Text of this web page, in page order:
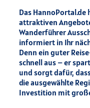
Das
attraktiven
Wanderführer
informiert in Ihr
Denn ein guter
schnell aus – er
und sorgt dafür,
die ausgewählte
Investition mit